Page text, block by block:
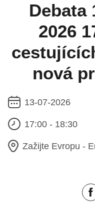
Debata
2026
nová
13-07-2026
17:00 - 18:30
Zažijte Evropu -